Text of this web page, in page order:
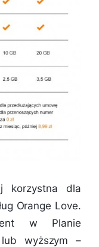
korzystna dla
Orange Love.
w Planie
lub wyższym –